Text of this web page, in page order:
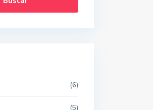
(6)
(5)